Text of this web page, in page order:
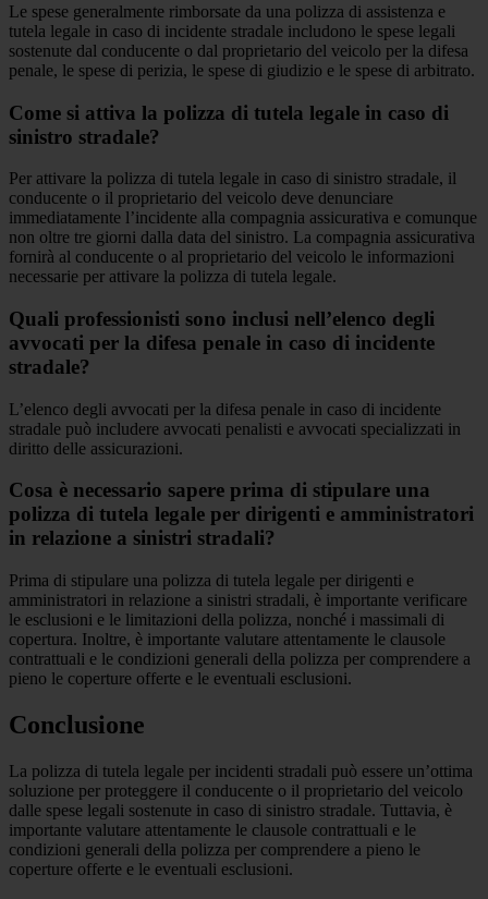
Le spese generalmente rimborsate da una polizza di assistenza e
tutela legale in caso di incidente stradale includono le spese legali
sostenute dal conducente o dal proprietario del veicolo per la difesa
penale, le spese di perizia, le spese di giudizio e le spese di arbitrato.
Come si attiva la polizza di tutela legale in caso di
sinistro stradale?
Per attivare la polizza di tutela legale in caso di sinistro stradale, il
conducente o il proprietario del veicolo deve denunciare
immediatamente l’incidente alla compagnia assicurativa e comunque
non oltre tre giorni dalla data del sinistro. La compagnia assicurativa
fornirà al conducente o al proprietario del veicolo le informazioni
necessarie per attivare la polizza di tutela legale.
Quali professionisti sono inclusi nell’elenco degli
avvocati per la difesa penale in caso di incidente
stradale?
L’elenco degli avvocati per la difesa penale in caso di incidente
stradale può includere avvocati penalisti e avvocati specializzati in
diritto delle assicurazioni.
Cosa è necessario sapere prima di stipulare una
polizza di tutela legale per dirigenti e amministratori
in relazione a sinistri stradali?
Prima di stipulare una polizza di tutela legale per dirigenti e
amministratori in relazione a sinistri stradali, è importante verificare
le esclusioni e le limitazioni della polizza, nonché i massimali di
copertura. Inoltre, è importante valutare attentamente le clausole
contrattuali e le condizioni generali della polizza per comprendere a
pieno le coperture offerte e le eventuali esclusioni.
Conclusione
La polizza di tutela legale per incidenti stradali può essere un’ottima
soluzione per proteggere il conducente o il proprietario del veicolo
dalle spese legali sostenute in caso di sinistro stradale. Tuttavia, è
importante valutare attentamente le clausole contrattuali e le
condizioni generali della polizza per comprendere a pieno le
coperture offerte e le eventuali esclusioni.